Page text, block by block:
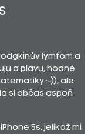
lymfom a
a plavu, hodně
:-)), ale
si občas aspoň
5s, jelikož mi